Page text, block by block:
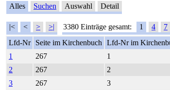
Alles Suchen Auswahl Detail
|< < > >| 3380 Einträge gesamt: 1 4 7
Lfd-Nr
Seite im Kirchenbuch Lfd-Nr im
1
267 1
2
267 2
3
267 3